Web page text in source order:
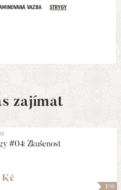
VAZBA
STRYGY
zajímat
7/10
#04: Zkušenost
Kč